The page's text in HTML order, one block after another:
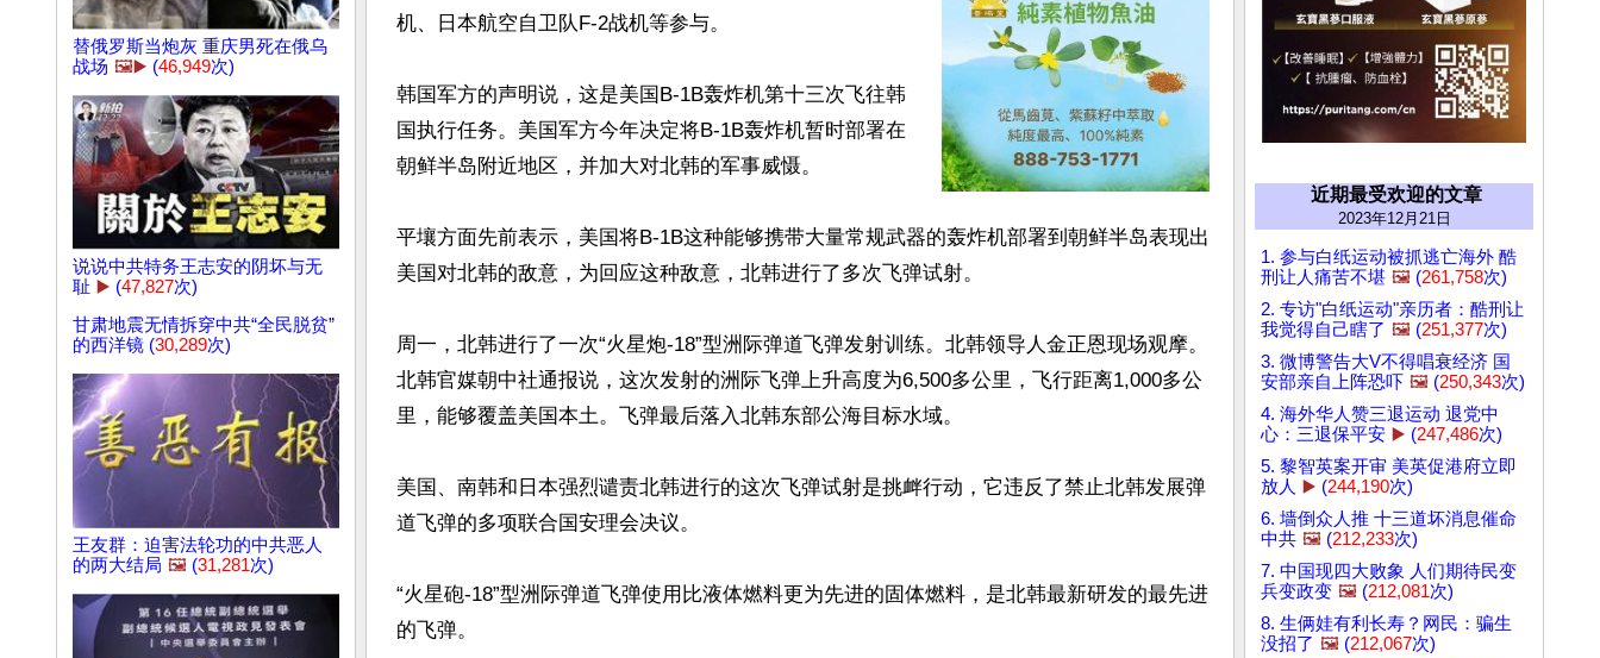
替俄罗斯当炮灰 重庆男死在俄乌
战场 🖼️▶️ (46,949次)
说说中共特务王志安的阴坏与无
耻 ▶️ (47,827次)
甘肃地震无情拆穿中共“全民脱贫”
的西洋镜 (30,289次)
王友群：迫害法轮功的中共恶人
的两大结局 🖼️ (31,281次)
机、日本航空自卫队F-2战机等参与。
韩国军方的声明说，这是美国B-1B轰炸机第十三次飞往韩
国执行任务。美国军方今年决定将B-1B轰炸机暂时部署在
朝鲜半岛附近地区，并加大对北韩的军事威慑。
平壤方面先前表示，美国将B-1B这种能够携带大量常规武器的轰炸机部署到朝鲜半岛表现出
美国对北韩的敌意，为回应这种敌意，北韩进行了多次飞弹试射。
周一，北韩进行了一次“火星炮-18”型洲际弹道飞弹发射训练。北韩领导人金正恩现场观摩。
北韩官媒朝中社通报说，这次发射的洲际飞弹上升高度为6,500多公里，飞行距离1,000多公
里，能够覆盖美国本土。飞弹最后落入北韩东部公海目标水域。
美国、南韩和日本强烈谴责北韩进行的这次飞弹试射是挑衅行动，它违反了禁止北韩发展弹
道飞弹的多项联合国安理会决议。
“火星砲-18”型洲际弹道飞弹使用比液体燃料更为先进的固体燃料，是北韩最新研发的最先进
的飞弹。
近期最受欢迎的文章
2023年12月21日
1. 参与白纸运动被抓逃亡海外 酷
刑让人痛苦不堪 🖼️ (261,758次)
2. 专访"白纸运动"亲历者：酷刑让
我觉得自己瞎了 🖼️ (251,377次)
3. 微博警告大V不得唱衰经济 国
安部亲自上阵恐吓 🖼️ (250,343次)
4. 海外华人赞三退运动 退党中
心：三退保平安 ▶️ (247,486次)
5. 黎智英案开审 美英促港府立即
放人 ▶️ (244,190次)
6. 墙倒众人推 十三道坏消息催命
中共 🖼️ (212,233次)
7. 中国现四大败象 人们期待民变
兵变政变 🖼️ (212,081次)
8. 生俩娃有利长寿？网民：骗生
没招了 🖼️ (212,067次)